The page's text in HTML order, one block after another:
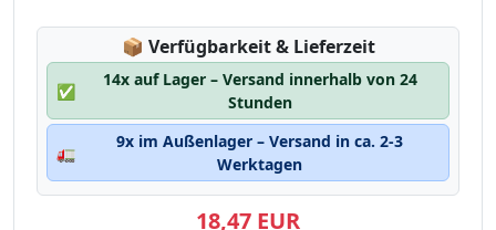
📦 Lagerstatus:
Verfügbarkeit & Lieferzeit
✅
14x auf Lager – Versand innerhalb von 24
Stunden
🚛
9x im Außenlager – Versand in ca. 2-3
Werktagen
18,47 EUR